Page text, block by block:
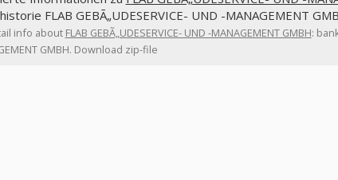
FLAB GEBÃ„UDESERVICE- UND -MANAGEMENT
info about FLAB GEBÃ„UDESERVICE- UND -MANAGEMENT GMBH:
GMBH. Download zip-file